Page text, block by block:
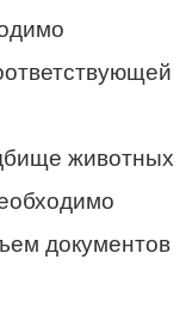
животных
документов